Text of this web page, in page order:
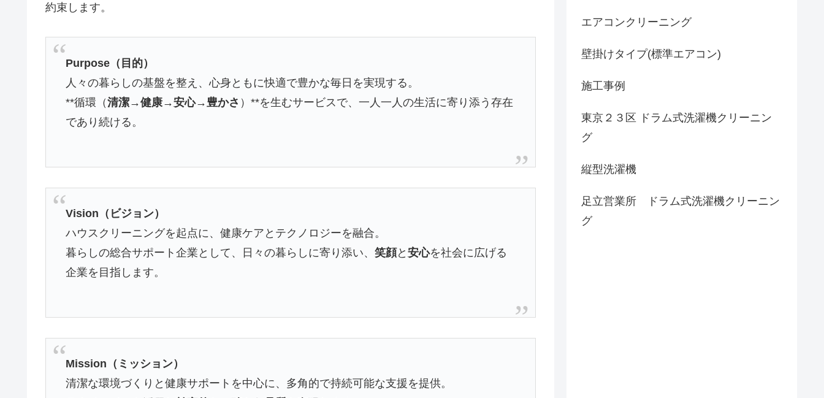
約束します。
Purpose（目的）
人々の暮らしの基盤を整え、心身ともに快適で豊かな毎日を実現する。
**循環（清潔→健康→安心→豊かさ ）**を生むサービスで、一人一人の生活に寄り添う存在
であり続ける。
Vision（ビジョン）
ハウスクリーニングを起点に、健康ケアとテクノロジーを融合。
暮らしの総合サポート企業として、日々の暮らしに寄り添い、笑顔と安心を社会に広げる
企業を目指します。
Mission（ミッション）
清潔な環境づくりと健康サポートを中心に、多角的で持続可能な支援を提供。
エアコンクリーニング
壁掛けタイプ(標準エアコン)
施工事例
東京２３区 ドラム式洗濯機クリーニン
グ
縦型洗濯機
足立営業所 ドラム式洗濯機クリーニン
グ